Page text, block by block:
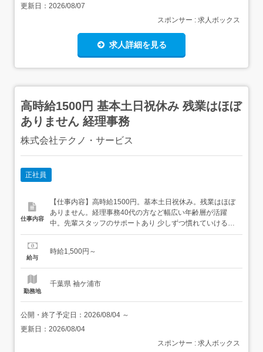
更新日： 2026/08/07
スポンサー : 求人ボックス
求人詳細を見る
高時給1500円 基本土日祝休み 残業はほぼ
ありません 経理事務
株式会社テクノ・サービス
正社員
仕事内容
【仕事内容】高時給1500円。基本土日祝休み。残業はほぼ
ありません。経理事務40代の方など幅広い年齢層が活躍
中。先輩スタッフのサポートあり 少しずつ慣れていける環
境です!高時給1500円。基本土日祝休み。残業はほぼあり
入力、PC入力、電話応対などの業務をお願いします。冬
給与
時給1,500円～
勤務地
千葉県 袖ケ浦市
公開・終了予定日： 2026/08/04 ～
更新日： 2026/08/04
スポンサー : 求人ボックス